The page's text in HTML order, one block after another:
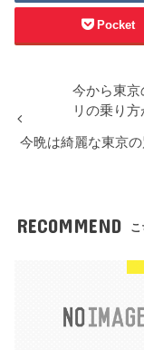
Pocket
今から東
リの乗り方
今晩は綺麗な東京
RECOMMEND こ